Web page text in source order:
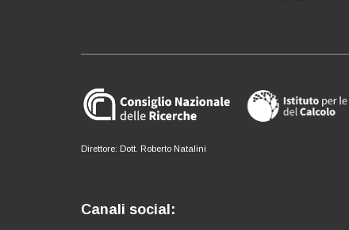
Direttore: Dott. Roberto Natalini
Canali social: